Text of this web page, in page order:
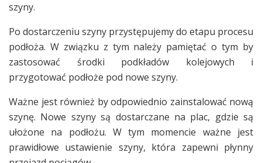
szyny.
Po dostarczeniu szyny przystępujemy do etapu procesu
podłoża. W związku z tym należy pamiętać o tym by
zastosować środki podkładów kolejowych i
przygotować podłoże pod nowe szyny.
Ważne jest również by odpowiednio zainstalować nową
szynę. Nowe szyny są dostarczane na plac, gdzie są
ułożone na podłożu. W tym momencie ważne jest
prawidłowe ustawienie szyny, która zapewni płynny